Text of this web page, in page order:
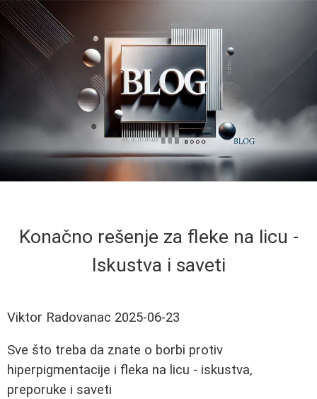
Konačno rešenje za fleke na licu -
Iskustva i saveti
Viktor Radovanac 2025-06-23
Sve što treba da znate o borbi protiv
hiperpigmentacije i fleka na licu - iskustva,
preporuke i saveti